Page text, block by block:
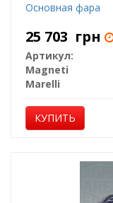
Основная фара
25 703 грн
Артикул:
Magneti
Marelli
КУПИТЬ